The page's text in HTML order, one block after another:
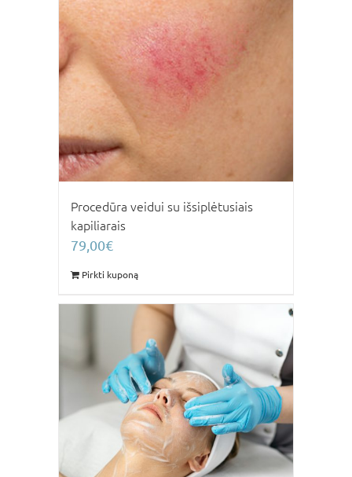
Procedūra veidui su išsiplėtusiais
kapiliarais
79,00€
Pirkti kuponą